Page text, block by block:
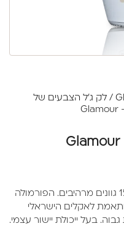
/ לק ג'ל הצבעים של
לק ג'ל מבית Glamour מונה מעל 150 גוונים מרהיבים. הפורמולה
לאקלים הישראלי
בעל ייכולת יישור עצמי.